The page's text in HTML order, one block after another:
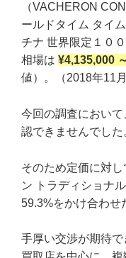
（VACHERON
ールドタイム タイ
チナ 世界限定１０
相場は ¥4,135,000
値）。（2018年11月
今回の調査におい
認できませんでした
そのため定価に対
ン トラディショナ
59.3%をかけ合わせ
手厚い交渉が期待